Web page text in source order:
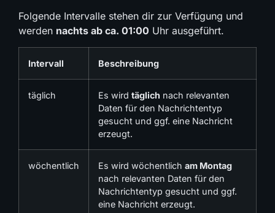
Folgende Intervalle stehen dir zur Verfügung und
werden nachts ab ca. 01:00 Uhr ausgeführt.
Intervall Beschreibung
täglich Es wird täglich nach relevanten
Daten für den Nachrichtentyp
gesucht und ggf. eine Nachricht
erzeugt.
wöchentlich Es wird wöchentlich am Montag
nach relevanten Daten für den
Nachrichtentyp gesucht und ggf.
eine Nachricht erzeugt.